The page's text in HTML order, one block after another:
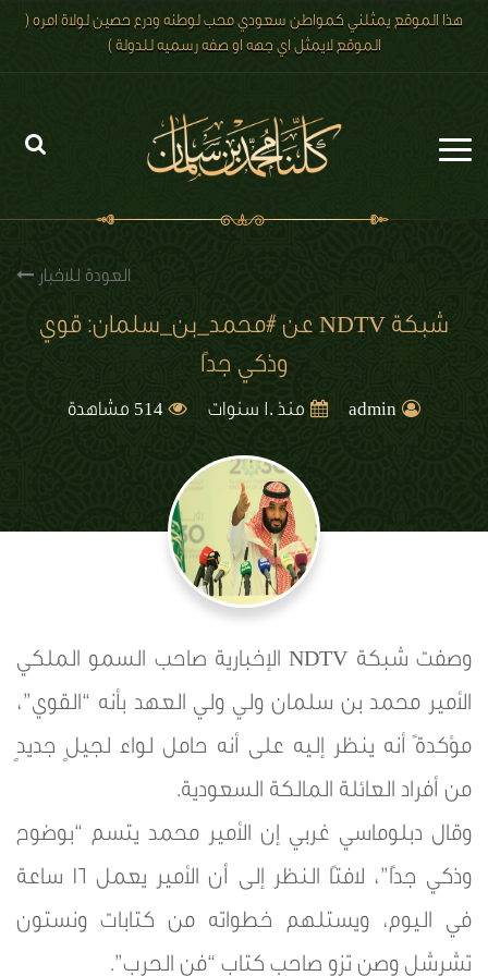
هذا الموقع يمثلني كمواطن سعودي محب لوطنه ودرع حصين لولاة امره (
الموقع لايمثل اي جهه او صفه رسميه للدولة )
رؤية 2030
العودة للاخبار
شبكة NDTV عن #محمد_بن_سلمان: قوي
وذكي جدًا
admin منذ 10 سنوات 514 مشاهدة
وصفت شبكة NDTV الإخبارية صاحب السمو الملكي
الأمير محمد بن سلمان ولي ولي العهد بأنه “القوي”،
مؤكدةً أنه ينظر إليه على أنه حامل لواء لجيلٍ جديدٍ
من أفراد العائلة المالكة السعودية.
وقال دبلوماسي غربي إن الأمير محمد يتسم “بوضوح
وذكي جدًا”، لافتًا النظر إلى أن الأمير يعمل 16 ساعة
في اليوم، ويستلهم خطواته من كتابات ونستون
تشرشل وصن تزو صاحب كتاب “فن الحرب”.